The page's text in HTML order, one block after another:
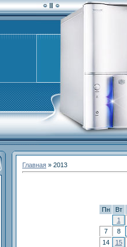
Главная » 2013
Пн
Вт
1
7
8
14
15